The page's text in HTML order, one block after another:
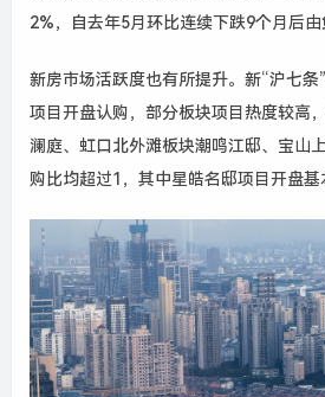
2%，自去年5月环比连续下跌9个月后由
新房市场活跃度也有所提升。新“沪七条
项目开盘认购，部分板块项目热度较高
澜庭、虹口北外滩板块潮鸣江邸、宝山
购比均超过1，其中星皓名邸项目开盘基